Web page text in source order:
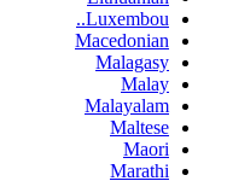
Luxembou..
Macedonian
Malagasy
Malay
Malayalam
Maltese
Maori
Marathi